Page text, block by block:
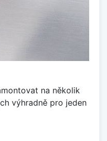
na několik
výhradně pro jeden